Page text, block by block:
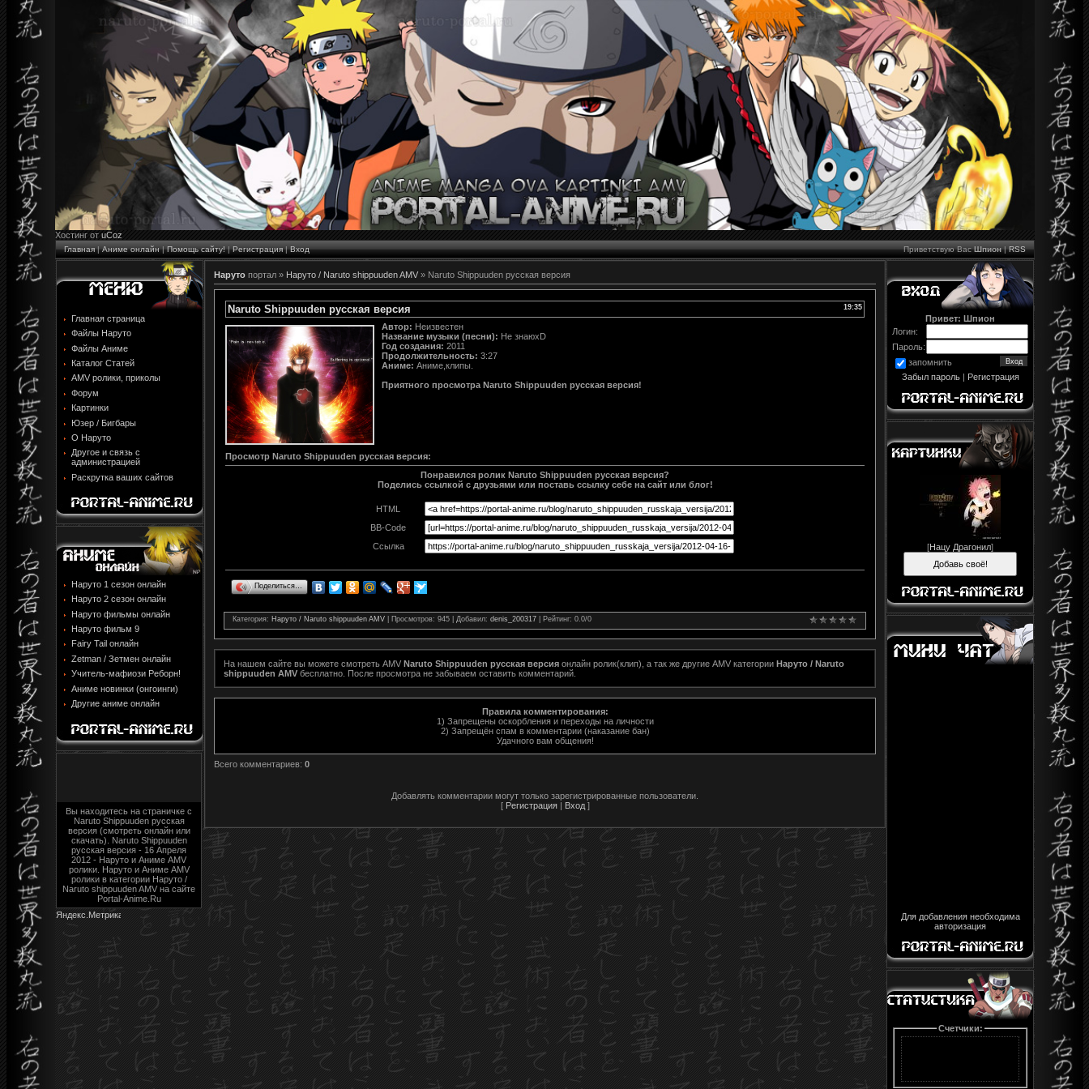
Хостинг от uCoz
Главная|Аниме онлайн|Помощь сайту!|Регистрация|Вход Приветствую Вас Шпион|RSS
Главная страница
Файлы Наруто
Файлы Аниме
Каталог Статей
AMV ролики, приколы
Форум
Картинки
Юзер / Бигбары
О Наруто
Другое и связь с
администрацией
Раскрутка ваших сайтов
Наруто 1 сезон онлайн
Наруто 2 сезон онлайн
Наруто фильмы онлайн
Наруто фильм 9
Fairy Tail онлайн
Zetman / Зетмен онлайн
Учитель-мафиози Реборн!
Аниме новинки (онгоинги)
Другие аниме онлайн
Вы находитесь на страничке с
Naruto Shippuuden русская
версия (смотреть онлайн или
скачать). Naruto Shippuuden
русская версия - 16 Апреля
2012 - Наруто и Аниме AMV
ролики. Наруто и Аниме AMV
ролики в категории Наруто /
Naruto shippuuden AMV на сайте
Portal-Anime.Ru
Наруто портал » Наруто / Naruto shippuuden AMV » Naruto Shippuuden русская версия
19:35
Naruto Shippuuden русская версия
Автор: Неизвестен
Название музыки (песни): Не знаюxD
Год создания: 2011
Продолжительность: 3:27
Аниме: Аниме,клипы.
Приятного просмотра Naruto Shippuuden русская версия!
Просмотр Naruto Shippuuden русская версия:
Понравился ролик Naruto Shippuuden русская версия?
Поделись ссылкой с друзьями или поставь ссылку себе на сайт или блог!
HTML
BB-Code
Ссылка
Поделиться…
Категория: Наруто / Naruto shippuuden AMV Просмотров: 945 | Добавил: denis_200317 Рейтинг: 0.0/0
На нашем сайте вы можете смотреть AMV Naruto Shippuuden русская версия онлайн ролик(клип), а так же другие AMV категории Наруто / Naruto
shippuuden AMV бесплатно. После просмотра не забываем оставить комментарий.
Правила комментирования:
1) Запрещены оскорбления и переходы на личности
2) Запрещён спам в комментарии (наказание бан)
Удачного вам общения!
Всего комментариев: 0
Добавлять комментарии могут только зарегистрированные пользователи.
[ Регистрация| Вход]
Привет: Шпион
Логин:
Пароль:
запомнить
Забыл пароль| Регистрация
[Нацу Драгонил]
Для добавления необходима
авторизация
Счетчики: